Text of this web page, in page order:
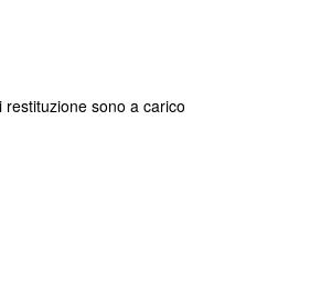
sono a carico